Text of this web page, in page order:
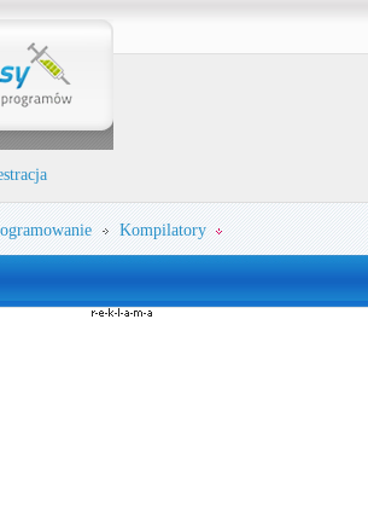
Kompilatory